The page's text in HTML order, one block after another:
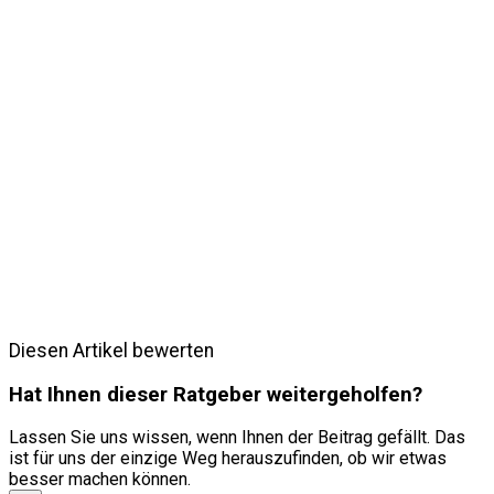
Diesen Artikel bewerten
Hat Ihnen dieser Ratgeber weitergeholfen?
Lassen Sie uns wissen, wenn Ihnen der Beitrag gefällt. Das
ist für uns der einzige Weg herauszufinden, ob wir etwas
besser machen können.